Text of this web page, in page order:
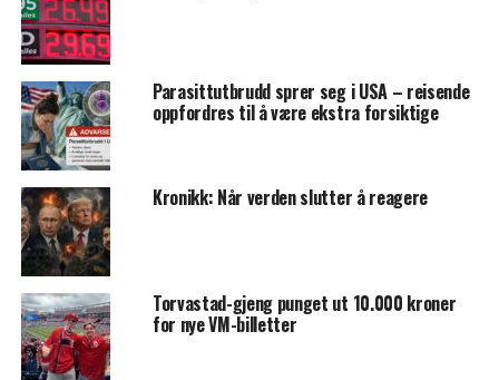
Parasittutbrudd sprer seg i USA – reisende
oppfordres til å være ekstra forsiktige
Kronikk: Når verden slutter å reagere
Torvastad-gjeng punget ut 10.000 kroner
for nye VM-billetter